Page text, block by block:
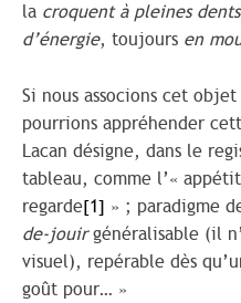
la croquent à pleines dents
d’énergie, toujours en
Si nous associons cet
pourrions appréhender
Lacan désigne, dans le
tableau, comme l’«
regarde[1] » ; paradigme
de-jouirgénéralisable (il
visuel), repérable dès
goût pour… »